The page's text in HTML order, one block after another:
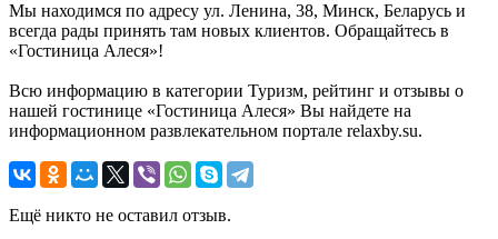
Мы находимся по адресу ул. Ленина, 38, Минск, Беларусь и
всегда рады принять там новых клиентов. Обращайтесь в
«Гостиница Алеся»!
Всю информацию в категории Туризм, рейтинг и отзывы о
нашей гостинице «Гостиница Алеся» Вы найдете на
информационном развлекательном портале relaxby.su.
Ещё никто не оставил отзыв.